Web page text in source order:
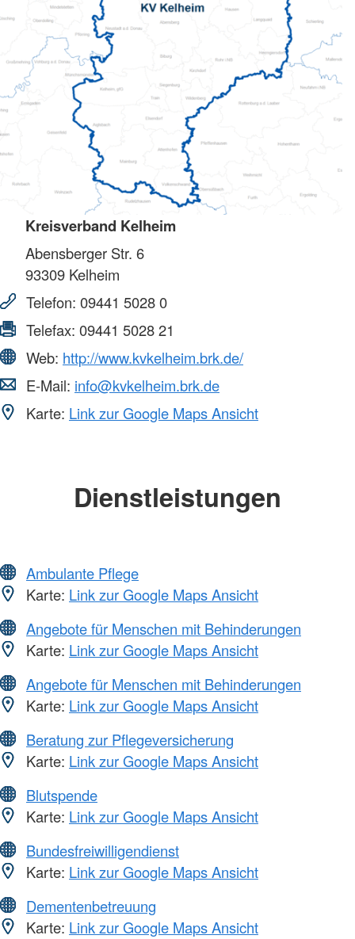
Kreisverband Kelheim
Abensberger Str. 6
93309 Kelheim
Telefon: 09441 5028 0
Telefax: 09441 5028 21
Web: http://www.kvkelheim.brk.de/
E-Mail: info@kvkelheim.brk.de
Karte: Link zur Google Maps Ansicht
Dienstleistungen
Ambulante Pflege
Karte: Link zur Google Maps Ansicht
Angebote für Menschen mit Behinderungen
Karte: Link zur Google Maps Ansicht
Angebote für Menschen mit Behinderungen
Karte: Link zur Google Maps Ansicht
Beratung zur Pflegeversicherung
Karte: Link zur Google Maps Ansicht
Blutspende
Karte: Link zur Google Maps Ansicht
Bundesfreiwilligendienst
Karte: Link zur Google Maps Ansicht
Dementenbetreuung
Karte: Link zur Google Maps Ansicht